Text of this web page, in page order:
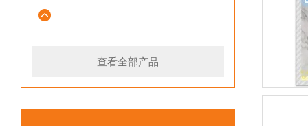
查看全部产品